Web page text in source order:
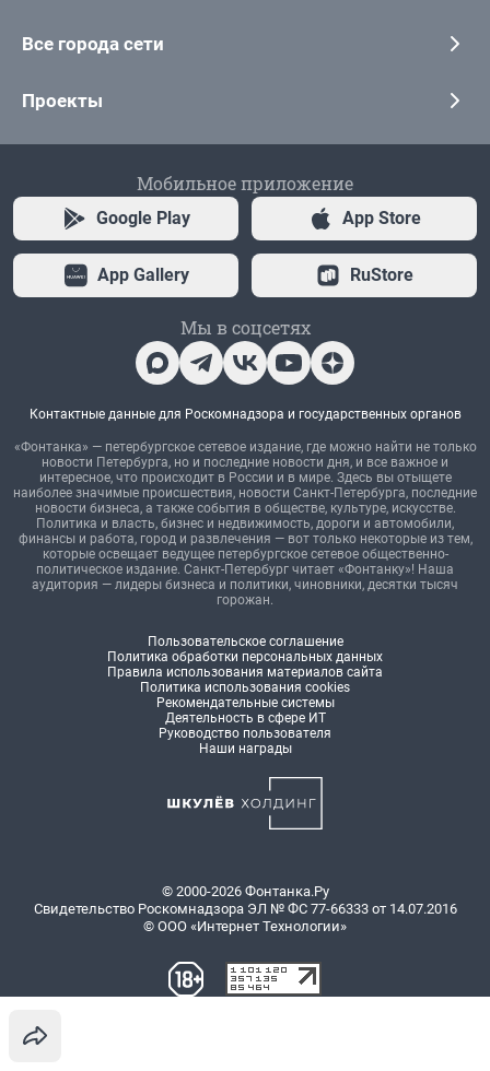
Все города сети
Проекты
Мобильное приложение
Google Play App Store
App Gallery RuStore
Мы в соцсетях
Контактные данные для Роскомнадзора и государственных органов
«Фонтанка» — петербургское сетевое издание, где можно найти не только
новости Петербурга, но и последние новости дня, и все важное и
интересное, что происходит в России и в мире. Здесь вы отыщете
наиболее значимые происшествия, новости Санкт-Петербурга, последние
новости бизнеса, а также события в обществе, культуре, искусстве.
Политика и власть, бизнес и недвижимость, дороги и автомобили,
финансы и работа, город и развлечения — вот только некоторые из тем,
которые освещает ведущее петербургское сетевое общественно-
политическое издание. Санкт-Петербург читает «Фонтанку»! Наша
аудитория — лидеры бизнеса и политики, чиновники, десятки тысяч
горожан.
Пользовательское соглашение
Политика обработки персональных данных
Правила использования материалов сайта
Политика использования cookies
Рекомендательные системы
Деятельность в сфере ИТ
Руководство пользователя
Наши награды
© 2000-2026 Фонтанка.Ру
Свидетельство Роскомнадзора ЭЛ № ФС 77-66333 от 14.07.2016
© ООО «Интернет Технологии»